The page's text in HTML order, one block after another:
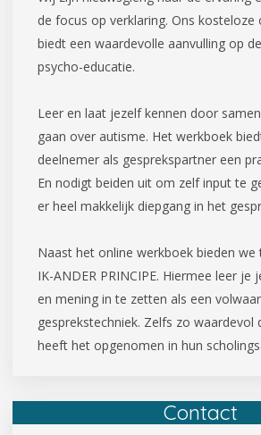
de focus op verklaring. Ons kosteloze
biedt een waardevolle aanvulling op
psycho-educatie.
Leer en laat jezelf kennen door
gaan over autisme. Het werkboek
deelnemer als gesprekspartner een
En nodigt beiden uit om zelf input te
er heel makkelijk diepgang in het
Naast het online werkboek bieden we
IK-ANDER PRINCIPE. Hiermee leer je
en mening in te zetten als een
gesprekstechniek. Zelfs zo waardevol
heeft het opgenomen in hun
Contact